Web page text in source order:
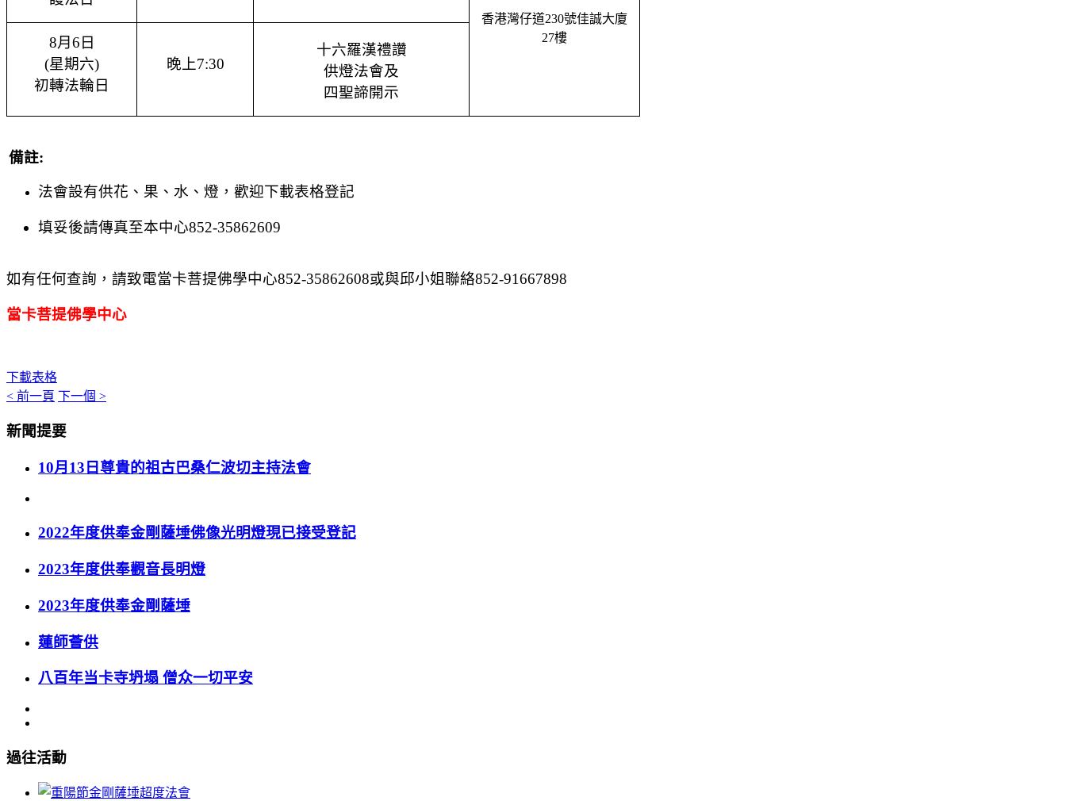
香港灣仔道230號佳誠大廈
27樓
8月 6日
(星期六)
初轉法輪日
晚上7:30
十六羅漢禮讚
供燈法會及
四聖諦開示
備註:
法會設有供花、果、水、燈，歡迎下載表格登記
填妥後請傳真至本中心852-35862609
如有任何查詢，請致電當卡菩提佛學中心852-35862608或與邱小姐聯絡852-91667898
當卡菩提佛學中心
下載表格
< 前一頁 下一個 >
新聞提要
10月13日尊貴的祖古巴桑仁波切主持法會
2022年度供奉金剛薩埵佛像光明燈現已接受登記
2023年度供奉觀音長明燈
2023年度供奉金剛薩埵
蓮師薈供
八百年当卡寺坍塌 僧众一切平安
過往活動